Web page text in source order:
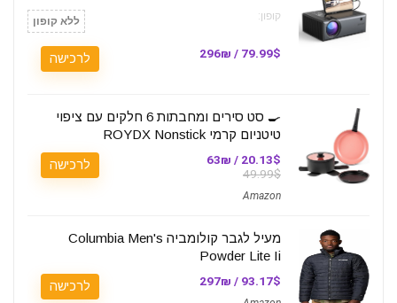
קופון: ללא קופון
79.99$ / 296₪ לרכישה
🍳 סט סירים ומחבתות 6 חלקים עם ציפוי
טיטניום קרמי ROYDX Nonstick
20.13$ / 63₪
49.99$
Amazon
לרכישה
מעיל לגבר קולומביה Columbia Men's
Powder Lite Ii
93.17$ / 297₪ לרכישה